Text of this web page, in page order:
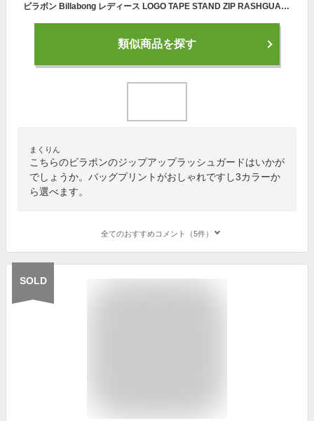
ビラボン Billabong レディース LOGO TAPE STAND ZIP RASHGUARD ジップアップ ラッシュガード パーカー bc013853
類似商品を探す
まくりん
こちらのビラポンのジップアップラッシュガードはいかが
でしょうか。バッグプリントがおしゃれですし3カラーか
ら選べます。
全てのおすすめコメント（5件）
SOLD